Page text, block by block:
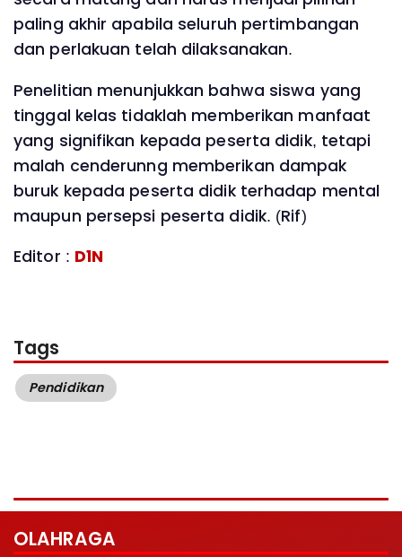
paling akhir apabila seluruh pertimbangan
dan perlakuan telah dilaksanakan.
Penelitian menunjukkan bahwa siswa yang
tinggal kelas tidaklah memberikan manfaat
yang signifikan kepada peserta didik, tetapi
malah cenderunng memberikan dampak
buruk kepada peserta didik terhadap mental
maupun persepsi peserta didik. (Rif)
Editor : D1N
Tags
Pendidikan
OLAHRAGA